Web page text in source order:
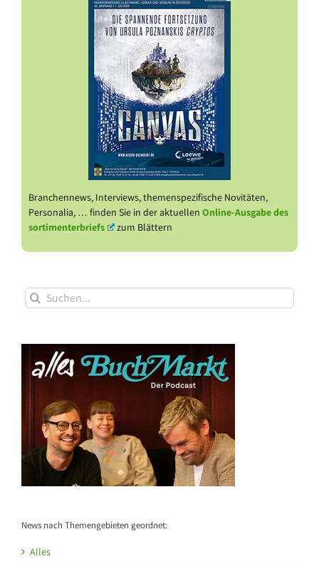
Branchennews, Interviews, themenspezifische Novitäten,
Personalia, … finden Sie in der aktuellen Online-Ausgabe des
sortimenterbriefs
zum Blättern
Suche
nach:
News nach Themengebieten geordnet:
Alles